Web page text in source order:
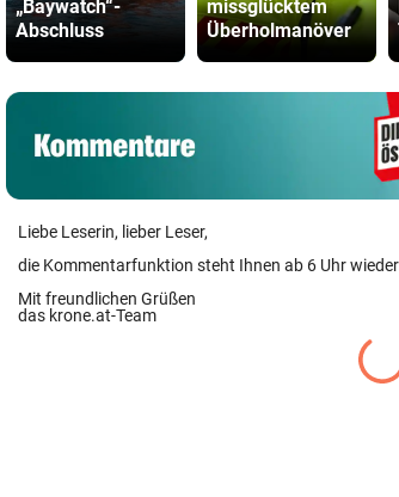
„Baywatch“-
Abschluss
missglücktem
Überholmanöver
Liebe Leserin, lieber Leser,
die Kommentarfunktion steht Ihnen ab 6 Uhr
Mit freundlichen Grüßen
das krone.at-Team